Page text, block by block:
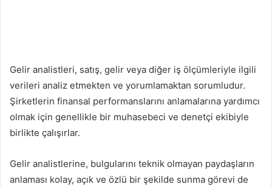
Gelir analistleri, satış, gelir veya diğer iş ölçümleriyle ilgili
verileri analiz etmekten ve yorumlamaktan sorumludur.
Şirketlerin finansal performanslarını anlamalarına yardımcı
olmak için genellikle bir muhasebeci ve denetçi ekibiyle
birlikte çalışırlar.
Gelir analistlerine, bulgularını teknik olmayan paydaşların
anlaması kolay, açık ve özlü bir şekilde sunma görevi de